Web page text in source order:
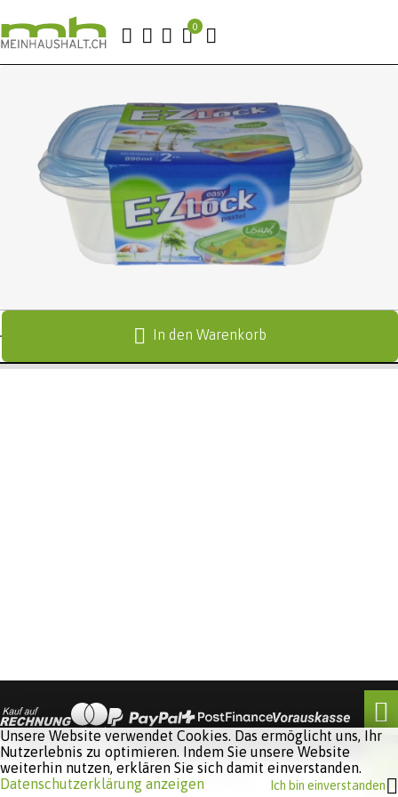
In den Warenkorb
Software:
Unsere Website verwendet Cookies. Das ermöglicht uns, Ihr
Nutzerlebnis zu optimieren. Indem Sie unsere Website
weiterhin nutzen, erklären Sie sich damit einverstanden.
Datenschutzerklärung anzeigen
Ich bin einverstanden